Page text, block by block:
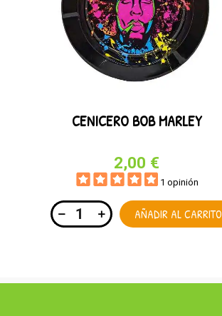
CENICERO BOB MARLEY
2,00 €
1 opinión
AÑADIR AL CARRITO